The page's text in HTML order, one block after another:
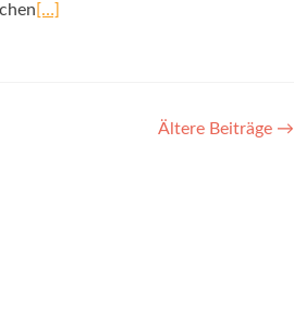
[…]
Ältere Beiträge →